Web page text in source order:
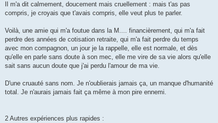
Il m'a dit calmement, doucement mais cruellement : mais t'as pas
compris, je croyais que t'avais compris, elle veut plus te parler.
Voilà, une amie qui m'a foutue dans la M.... financièrement, qui m'a fait
perdre des années de cotisation retraite, qui m'a fait perdre du temps
avec mon compagnon, un jour je la rappelle, elle est normale, et dès
qu'elle en parle sans doute à son mec, elle me vire de sa vie alors qu'elle
sait sans aucun doute que j'ai perdu l'amour de ma vie.
D'une cruauté sans nom. Je n'oublierais jamais ça, un manque d'humanité
total. Je n'aurais jamais fait ça même à mon pire ennemi.
2 Autres expériences plus rapides :